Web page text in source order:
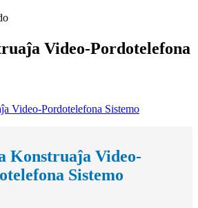
Video-Pordotelefona
Video-Pordotelefona Sistemo
Konstruaĵa Video-
Sistemo